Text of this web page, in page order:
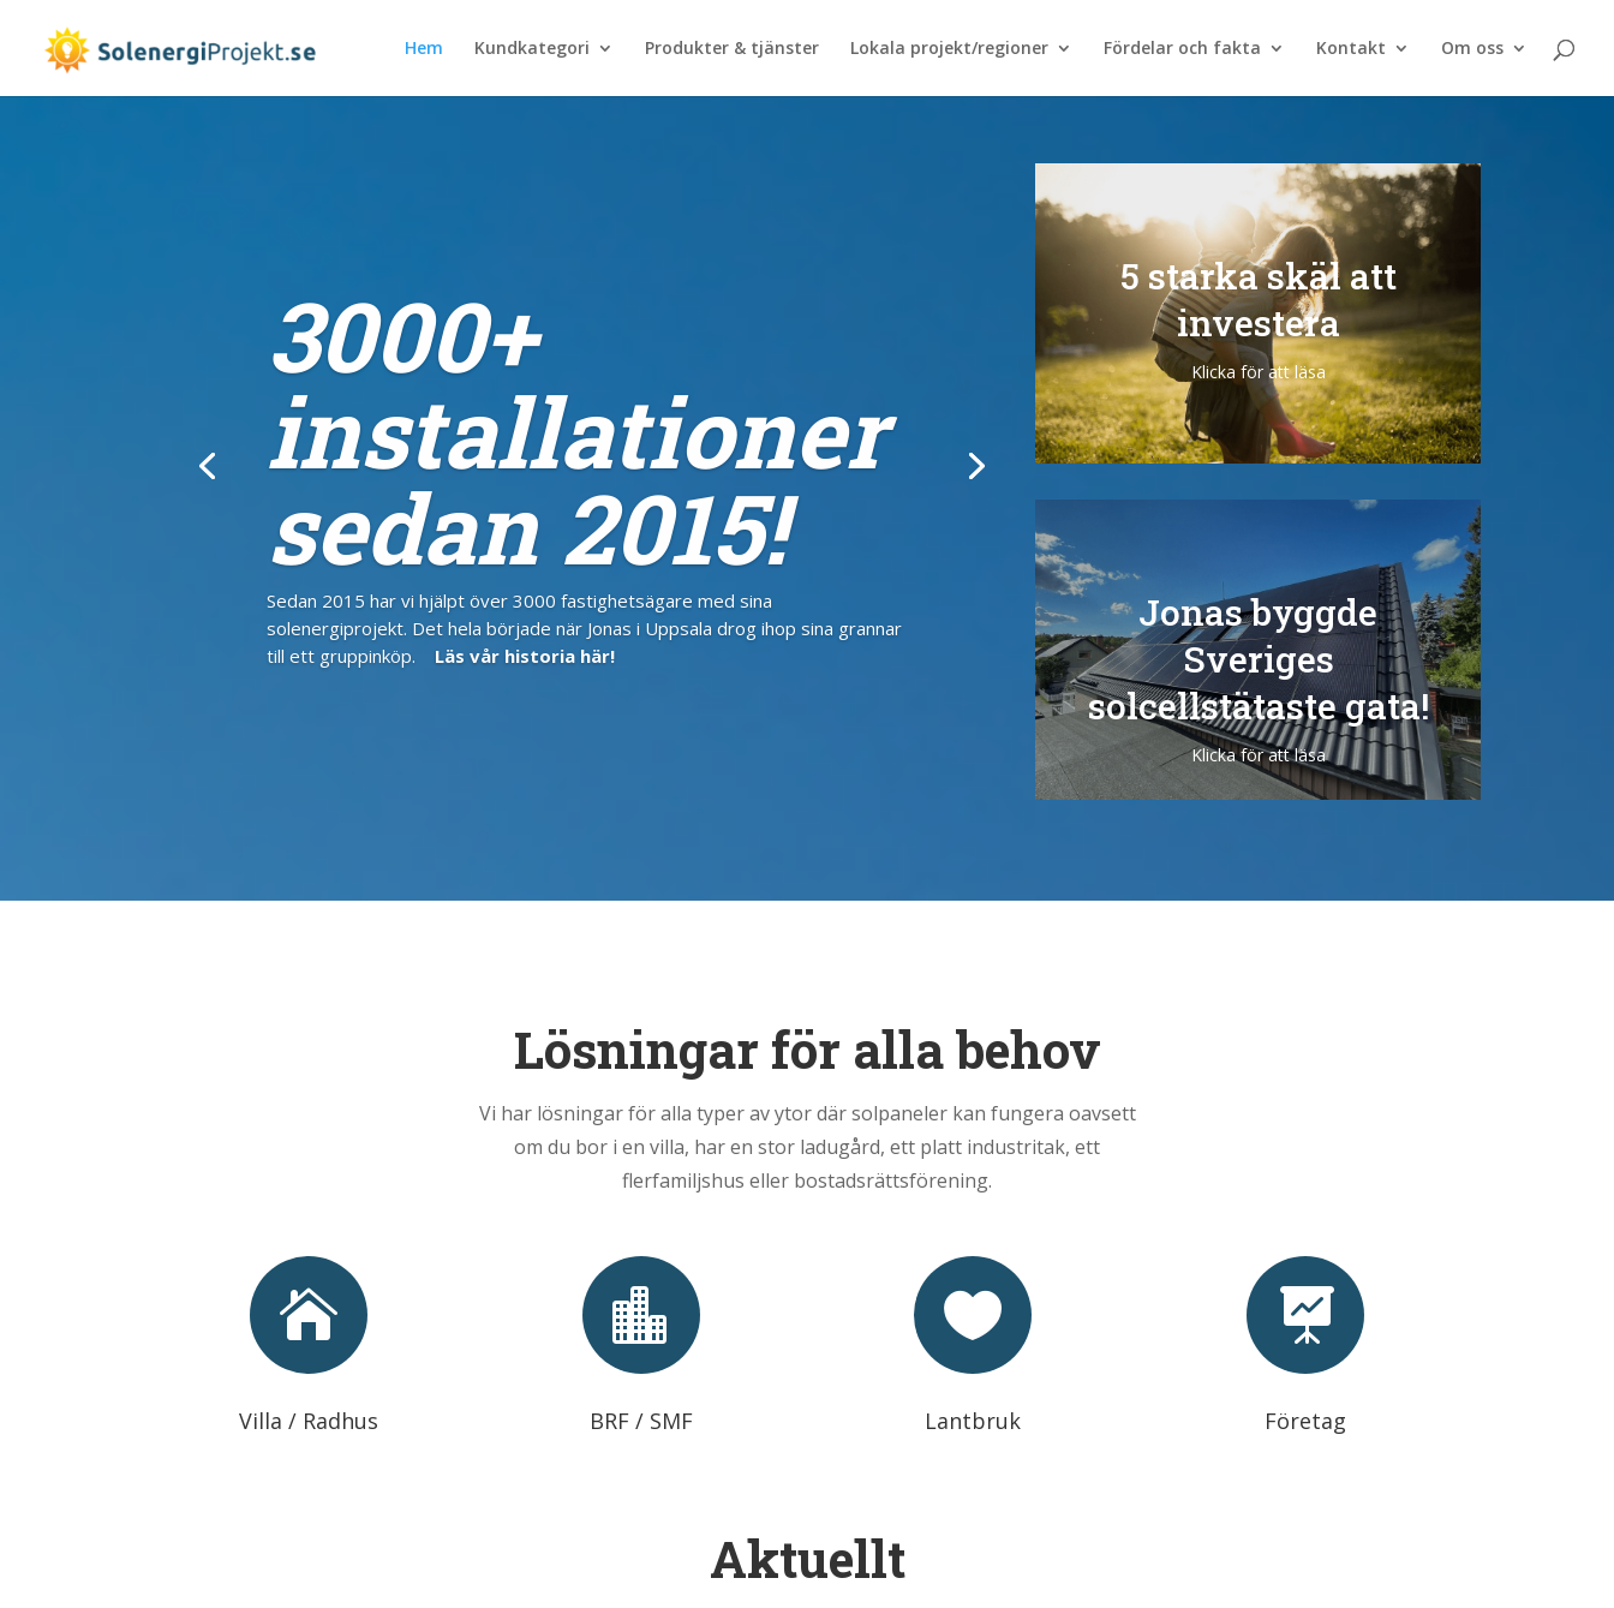
Hem Kundkategori Produkter & tjänster Lokala projekt/regioner Fördelar och fakta Kontakt Om oss
3000+
installationer
sedan 2015!
Sedan 2015 har vi hjälpt över 3000 fastighetsägare med sina
solenergiprojekt. Det hela började när Jonas i Uppsala drog ihop sina grannar
till ett gruppinköp. Läs vår historia här!
5 starka skäl att
investera
Klicka för att läsa
Jonas byggde
Sveriges
solcellstätaste gata!
Klicka för att läsa
Lösningar för alla behov
Vi har lösningar för alla typer av ytor där solpaneler kan fungera oavsett
om du bor i en villa, har en stor ladugård, ett platt industritak, ett
flerfamiljshus eller bostadsrättsförening.

Villa / Radhus

BRF / SMF

Lantbruk

Företag
Aktuellt